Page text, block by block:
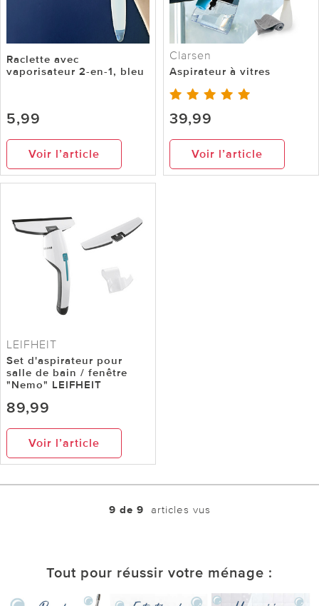
Raclette avec
vaporisateur 2-en-1, bleu
5,99
Voir l’article
Clarsen
Aspirateur à vitres
39,99
Voir l’article
LEIFHEIT
Set d'aspirateur pour
salle de bain / fenêtre
"Nemo" LEIFHEIT
89,99
Voir l’article
9 de 9 articles vus
Tout pour réussir votre ménage :